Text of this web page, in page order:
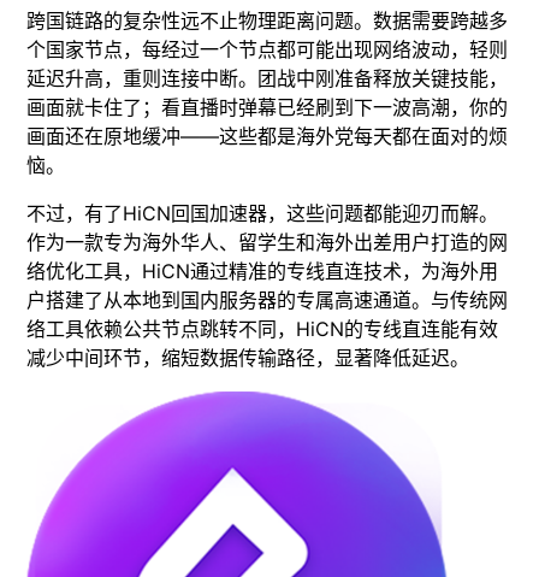
跨国链路的复杂性远不止物理距离问题。数据需要跨越多
个国家节点，每经过一个节点都可能出现网络波动，轻则
延迟升高，重则连接中断。团战中刚准备释放关键技能，
画面就卡住了；看直播时弹幕已经刷到下一波高潮，你的
画面还在原地缓冲——这些都是海外党每天都在面对的烦
恼。
不过，有了HiCN回国加速器，这些问题都能迎刃而解。
作为一款专为海外华人、留学生和海外出差用户打造的网
络优化工具，HiCN通过精准的专线直连技术，为海外用
户搭建了从本地到国内服务器的专属高速通道。与传统网
络工具依赖公共节点跳转不同，HiCN的专线直连能有效
减少中间环节，缩短数据传输路径，显著降低延迟。